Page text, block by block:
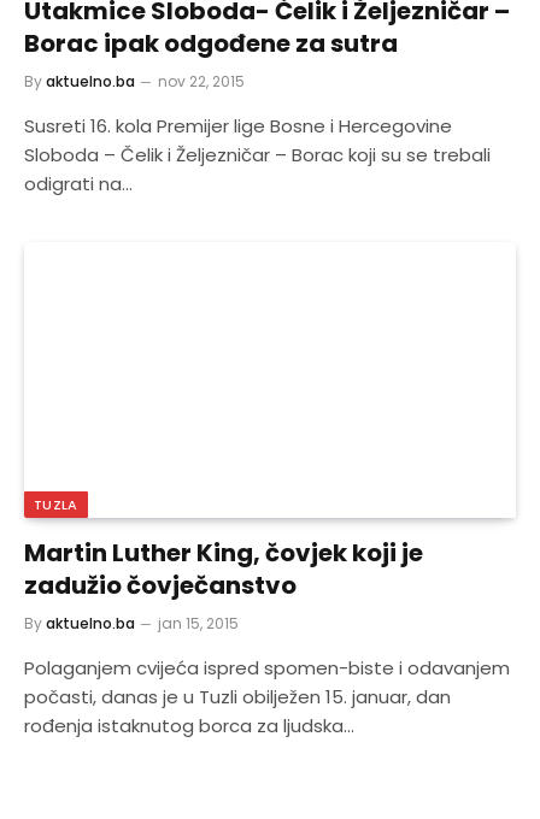
Utakmice Sloboda- Čelik i Željezničar –
Borac ipak odgođene za sutra
Byaktuelno.ba nov 22, 2015
Susreti 16. kola Premijer lige Bosne i Hercegovine
Sloboda – Čelik i Željezničar – Borac koji su se trebali
odigrati na…
TUZLA
Martin Luther King, čovjek koji je
zadužio čovječanstvo
Byaktuelno.ba jan 15, 2015
Polaganjem cvijeća ispred spomen-biste i odavanjem
počasti, danas je u Tuzli obilježen 15. januar, dan
rođenja istaknutog borca za ljudska…